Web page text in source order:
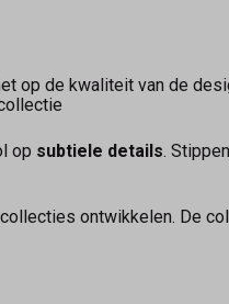
op de kwaliteit van de
op subtiele details.
ontwikkelen. De